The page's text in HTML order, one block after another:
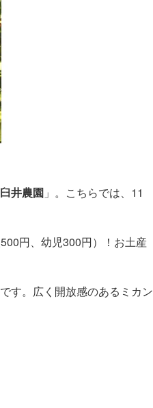
臼井農園 」。こちらでは、11
円、幼児300円）！お土産
す。広く開放感のあるミカン